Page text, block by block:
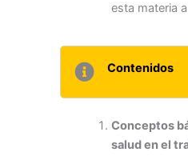
esta materia
Contenidos
Conceptos
salud en el